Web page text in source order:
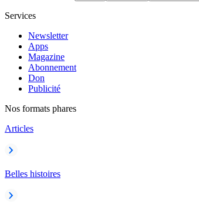
Services
Newsletter
Apps
Magazine
Abonnement
Don
Publicité
Nos formats phares
Articles
Belles histoires